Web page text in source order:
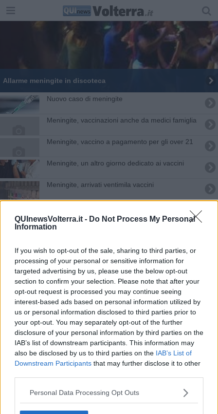
QUInewsVolterra.it - Do Not Process My Personal
Information
If you wish to opt-out of the sale, sharing to third parties, or
processing of your personal or sensitive information for
targeted advertising by us, please use the below opt-out
section to confirm your selection. Please note that after your
opt-out request is processed you may continue seeing
interest-based ads based on personal information utilized by
us or personal information disclosed to third parties prior to
your opt-out. You may separately opt-out of the further
disclosure of your personal information by third parties on the
IAB’s list of downstream participants. This information may
also be disclosed by us to third parties on the IAB’s List of
Downstream Participants that may further disclose it to other
Personal Data Processing Opt Outs
Allarme meningite in discoteca
Nuovo caso di meningite
Meningite, vaccinazioni anche da medici famiglia
Meningite, vaccino a pagamento per gli over 21
Meningite, un altro giorno dedicato ai vaccini
Meningite, arrivati ventimila vaccini
Profilassi per i papa-boys
Un caso di meningite ma nessun rischio di
contagio
Meningite, orari e modalità per il vaccino
Caso di meningite, nessun allarme
Vaccino Day, tremilatrecento dosi somministrate
Meningite, giornata di vaccinazione in Valdicecina
Meningite, terzo giorno per vaccinarsi
Vaccinazioni, così si aggiorna l'offerta toscana